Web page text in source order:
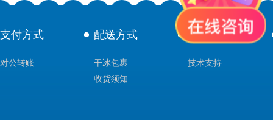
支付方式
对公转账
配送方式
干冰包裹
收货须知
售后服务
技术支持